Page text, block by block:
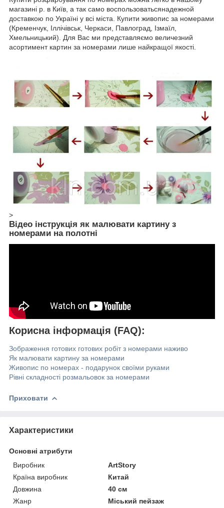
магазині р. в Київ, а так само воспользоватьсянадежной
доставкою по Україні у всі міста. Купити живопис за номерами
(Кременчук, Іллічівськ, Черкаси, Павлоград, Ізмаїл,
Хмельницький). Для Вас ми представляємо величезний
асортимент картин за номерами лише найкращої якості.
>
Відео інструкція як малювати картину з
номерами на полотні
Корисна інформація (FAQ):
Зображення готових готових робіт з номерами наживо
Як малювати картину за номерами
Живопис по номерах - подарунок своїми руками
Рівні складності розмальовок за номерами
Приховати
Характеристики
Основні атрибути
Виробник
ArtStory
Країна виробник
Китай
Довжина
40 см
Жанр
Міський пейзаж